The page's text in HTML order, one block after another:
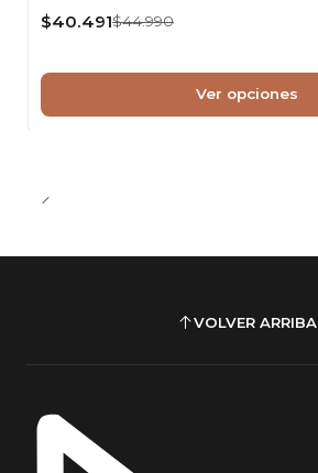
$40.491$44.990
Ver opciones
VOLVER ARRIBA